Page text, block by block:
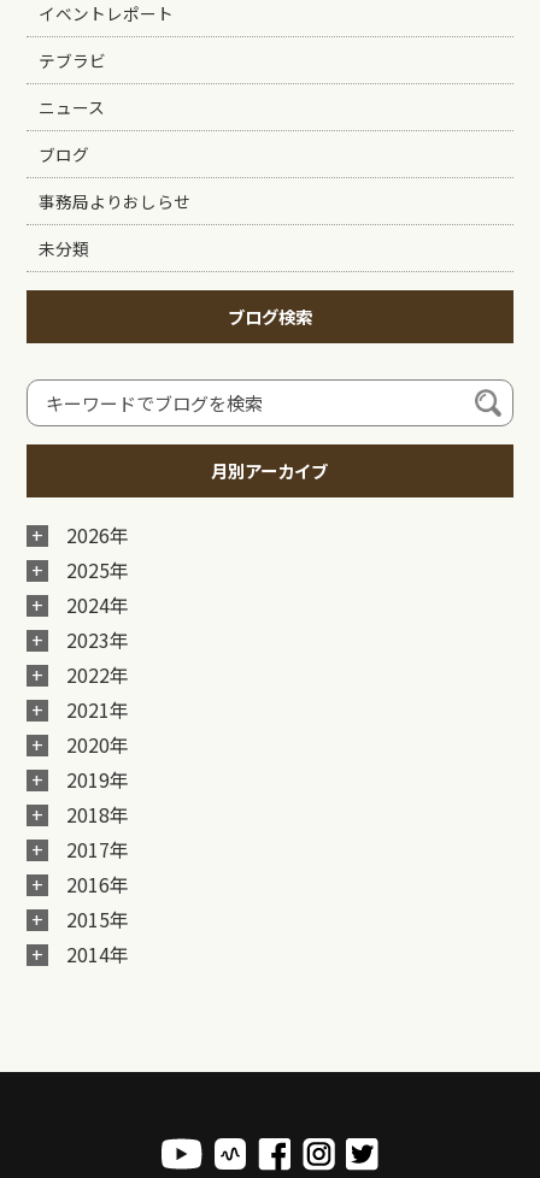
イベントレポート
テブラビ
ニュース
ブログ
事務局よりおしらせ
未分類
ブログ検索
月別アーカイブ
2026年
2025年
2024年
2023年
2022年
2021年
2020年
2019年
2018年
2017年
2016年
2015年
2014年